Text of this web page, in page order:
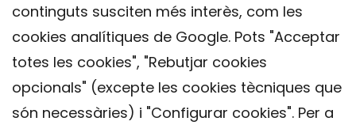
continguts susciten més interès, com les
cookies analítiques de Google. Pots "Acceptar
totes les cookies", "Rebutjar cookies
opcionals" (excepte les cookies tècniques que
són necessàries) i "Configurar cookies". Per a
Contacte